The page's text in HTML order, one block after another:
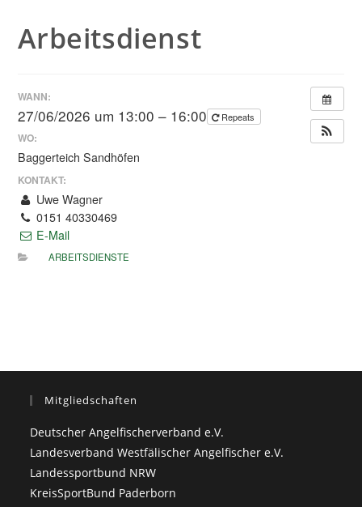
Arbeitsdienst
WANN:
27/06/2026 um 13:00 – 16:00 Repeats
WO:
Baggerteich Sandhöfen
KONTAKT:
Uwe Wagner
0151 40330469
E-Mail
ARBEITSDIENSTE
Mitgliedschaften
Deutscher Angelfischerverband e.V.
Landesverband Westfälischer Angelfischer e.V.
Landessportbund NRW
KreisSportBund Paderborn